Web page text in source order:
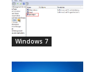
Windows 7